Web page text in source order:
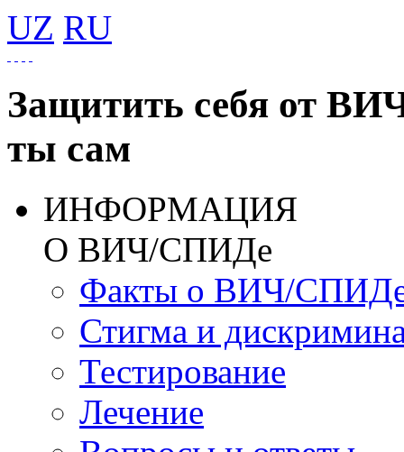
UZ RU
Защитить себя от
ты сам
ИНФОРМАЦИЯ
О ВИЧ/СПИДе
Факты о ВИЧ/
Стигма и
Тестирование
Лечение